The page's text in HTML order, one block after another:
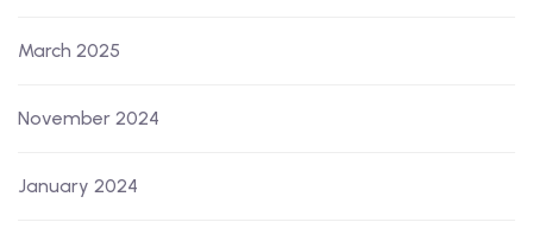
March 2025
November 2024
January 2024